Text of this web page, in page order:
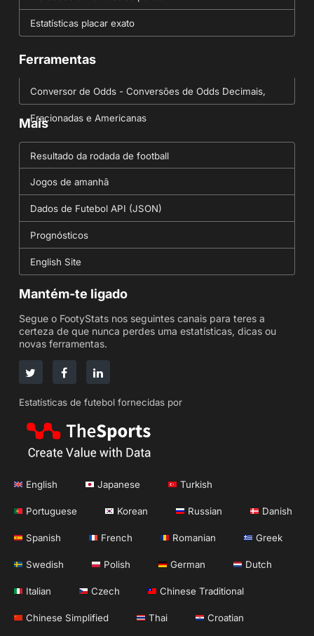
Estatísticas placar exato
Ferramentas
Conversor de Odds - Conversões de Odds Decimais,
Fracionadas e Americanas
Mais
Resultado da rodada de football
Jogos de amanhã
Dados de Futebol API (JSON)
Prognósticos
English Site
Mantém-te ligado
Segue o FootyStats nos seguintes canais para teres a
certeza de que nunca perdes uma estatísticas, dicas ou
novas ferramentas.
Estatísticas de futebol fornecidas por
English Japanese Turkish
Portuguese Korean Russian Danish
Spanish French Romanian Greek
Swedish Polish German Dutch
Italian Czech Chinese Traditional
Chinese Simplified Thai Croatian